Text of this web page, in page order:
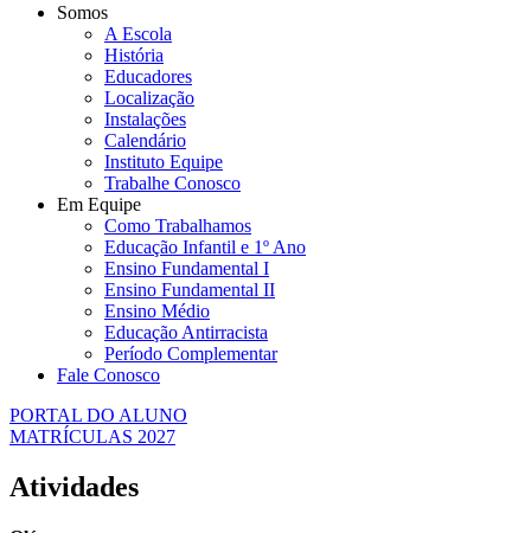
Somos
A Escola
História
Educadores
Localização
Instalações
Calendário
Instituto Equipe
Trabalhe Conosco
Em Equipe
Como Trabalhamos
Educação Infantil e 1º Ano
Ensino Fundamental I
Ensino Fundamental II
Ensino Médio
Educação Antirracista
Período Complementar
Fale Conosco
PORTAL DO ALUNO
MATRÍCULAS 2027
Atividades